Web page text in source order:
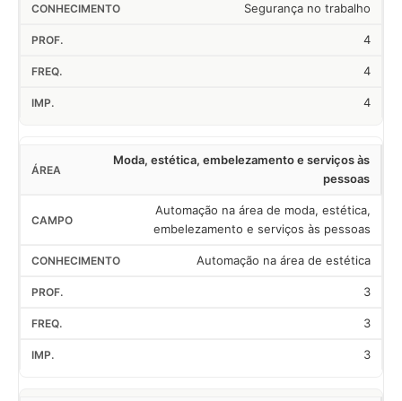
Segurança no trabalho
4
4
4
Moda, estética, embelezamento e serviços às
pessoas
Automação na área de moda, estética,
embelezamento e serviços às pessoas
Automação na área de estética
3
3
3